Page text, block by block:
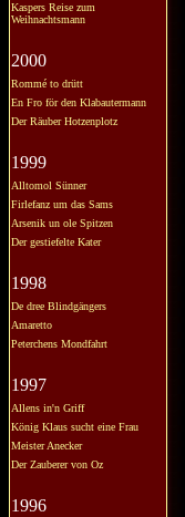
Kaspers Reise zum
Weihnachtsmann
2000
Rommé to drütt
En Fro för den Klabautermann
Der Räuber Hotzenplotz
1999
Alltomol Sünner
Firlefanz um das Sams
Arsenik un ole Spitzen
Der gestiefelte Kater
1998
De dree Blindgängers
Amaretto
Peterchens Mondfahrt
1997
Allens in'n Griff
König Klaus sucht eine Frau
Meister Anecker
Der Zauberer von Oz
1996